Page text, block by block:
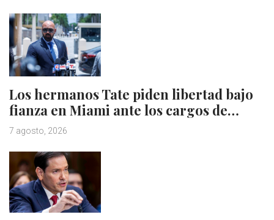
Los hermanos Tate piden libertad bajo
fianza en Miami ante los cargos de…
7 agosto, 2026